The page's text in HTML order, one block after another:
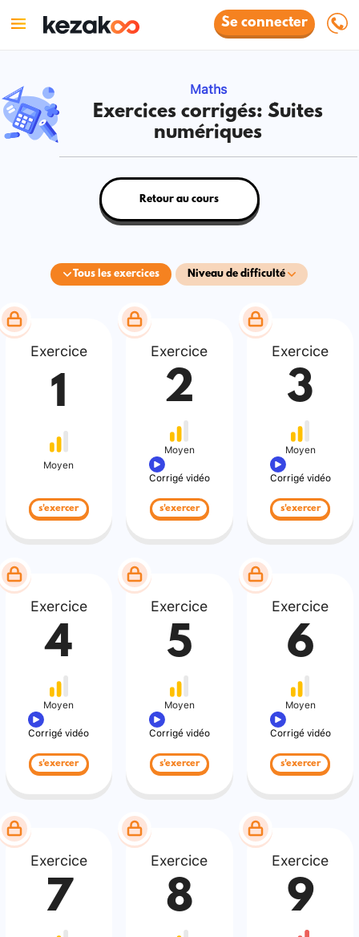
Se connecter
Maths
Exercices corrigés: Suites
numériques
Tous les exercices Niveau de difficulté
Retour au cours
Exercice
1
Moyen
s'exercer
Exercice
2
Moyen
Corrigé vidéo
s'exercer
Exercice
3
Moyen
Corrigé vidéo
s'exercer
Exercice
4
Moyen
Corrigé vidéo
s'exercer
Exercice
5
Moyen
Corrigé vidéo
s'exercer
Exercice
6
Moyen
Corrigé vidéo
s'exercer
Exercice
7
Exercice
8
Exercice
9